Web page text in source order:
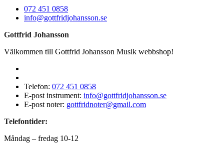
072 451 0858
info@gottfridjohansson.se
Gottfrid Johansson
Välkommen till Gottfrid Johansson Musik webbshop!
Telefon: 072 451 0858
E-post instrument: info@gottfridjohansson.se
E-post noter: gottfridnoter@gmail.com
Telefontider:
Måndag – fredag 10-12